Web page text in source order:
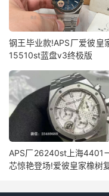
钢王毕业款!APS厂爱彼皇
15510st蓝盘v3终极版
APS厂26240st上海4401
芯惊艳登场!爱彼皇家橡树